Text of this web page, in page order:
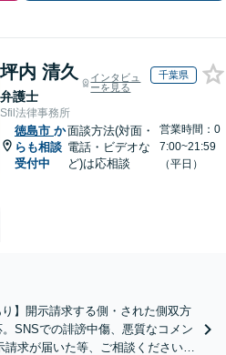
坪内 清久
弁護士
インタビュ
ーを見る
千葉県
Sfil法律事務所
徳島市 か
らも相談
受付中
面談方法(対面・
電話・ビデオな
ど)は応相談
営業時間：0
7:00~21:59
（平日）
】開示請求する側・された側双方
SNSでの誹謗中傷、悪質なコメン
請求が届いた等、ご相談ください